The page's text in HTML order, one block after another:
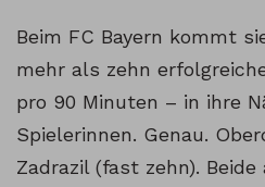
Beim FC Bayern kommt
mehr als zehn
pro 90 Minuten – in ihre
Spielerinnen. Genau.
Zadrazil (fast zehn).